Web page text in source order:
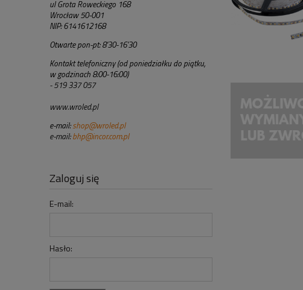
ul Grota Roweckiego 168
Wrocław 50-001
NIP: 6141612168
Otwarte pon-pt: 8'30-16'30
Kontakt telefoniczny (od poniedziałku do piątku,
w godzinach 8:00-16:00)
- 519 337 057
www.wroled.pl
e-mail: shop@wroled.pl
e-mail:bhp@incor.com.pl
Zaloguj się
E-mail:
Hasło: